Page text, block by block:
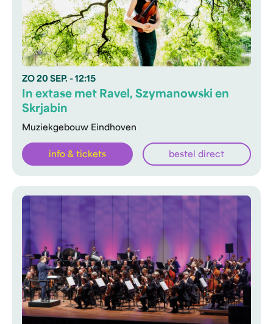
ZO 20 SEP. - 12:15
Muziekgebouw Eindhoven
In extase met Ravel, Szymanowski en
Skrjabin
info & tickets bestel direct